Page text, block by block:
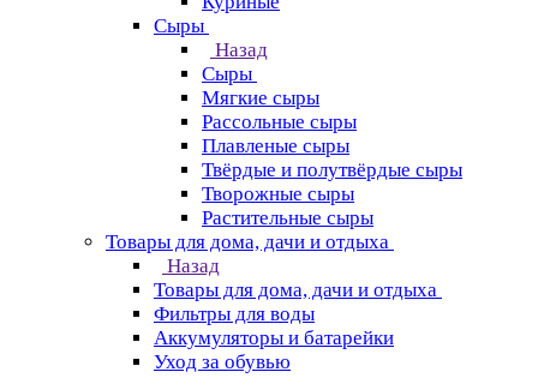
Сыры
Назад
Сыры
Мягкие сыры
Рассольные сыры
Плавленые сыры
Твёрдые и полутвёрдые сыры
Творожные сыры
Растительные сыры
Товары для дома, дачи и отдыха
Назад
Товары для дома, дачи и отдыха
Фильтры для воды
Аккумуляторы и батарейки
Уход за обувью